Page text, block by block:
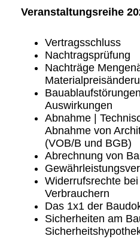
Veranstaltungsreihe
Vertragsschluss
Nachtragsprüfung
Nachträge
Auswirkungen
Abnahme |
Abnahme von
(VOB/B und BGB)
Abrechnung von
Widerrufsrechte
Verbrauchern
Das 1x1 der
Sicherheiten am